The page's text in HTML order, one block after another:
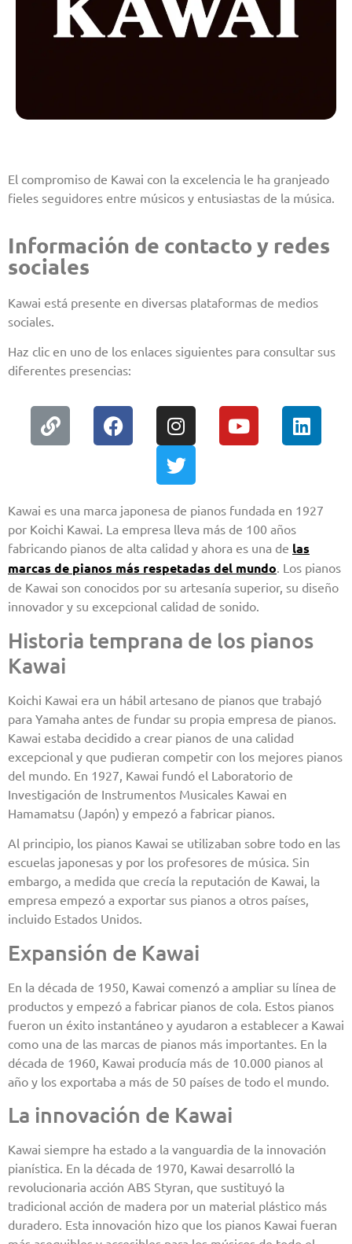
El compromiso de Kawai con la excelencia le ha granjeado
fieles seguidores entre músicos y entusiastas de la música.
Información de contacto y redes
sociales
Kawai está presente en diversas plataformas de medios
sociales.
Haz clic en uno de los enlaces siguientes para consultar sus
diferentes presencias:
Kawai es una marca japonesa de pianos fundada en 1927
por Koichi Kawai. La empresa lleva más de 100 años
fabricando pianos de alta calidad y ahora es una de las
marcas de pianos más respetadas del mundo. Los pianos
de Kawai son conocidos por su artesanía superior, su diseño
innovador y su excepcional calidad de sonido.
Historia temprana de los pianos
Kawai
Koichi Kawai era un hábil artesano de pianos que trabajó
para Yamaha antes de fundar su propia empresa de pianos.
Kawai estaba decidido a crear pianos de una calidad
excepcional y que pudieran competir con los mejores pianos
del mundo. En 1927, Kawai fundó el Laboratorio de
Investigación de Instrumentos Musicales Kawai en
Hamamatsu (Japón) y empezó a fabricar pianos.
Al principio, los pianos Kawai se utilizaban sobre todo en las
escuelas japonesas y por los profesores de música. Sin
embargo, a medida que crecía la reputación de Kawai, la
empresa empezó a exportar sus pianos a otros países,
incluido Estados Unidos.
Expansión de Kawai
En la década de 1950, Kawai comenzó a ampliar su línea de
productos y empezó a fabricar pianos de cola. Estos pianos
fueron un éxito instantáneo y ayudaron a establecer a Kawai
como una de las marcas de pianos más importantes. En la
década de 1960, Kawai producía más de 10.000 pianos al
año y los exportaba a más de 50 países de todo el mundo.
La innovación de Kawai
Kawai siempre ha estado a la vanguardia de la innovación
pianística. En la década de 1970, Kawai desarrolló la
revolucionaria acción ABS Styran, que sustituyó la
tradicional acción de madera por un material plástico más
duradero. Esta innovación hizo que los pianos Kawai fueran